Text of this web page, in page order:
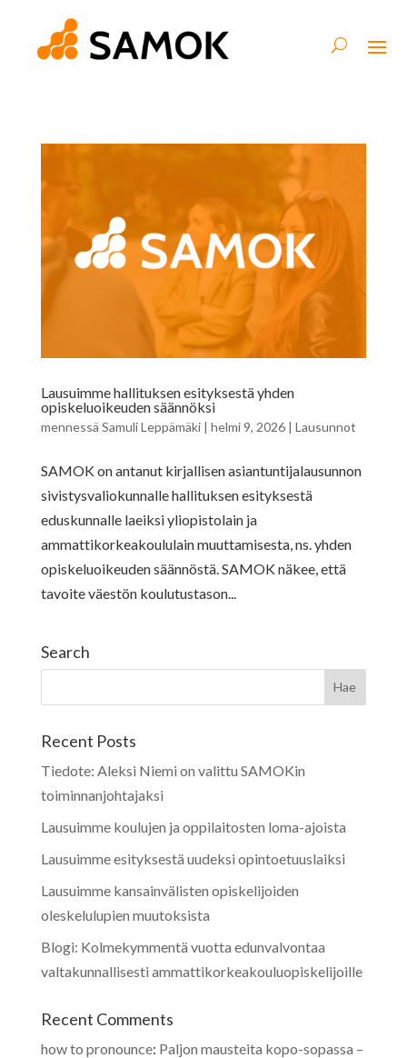
Lausuimme hallituksen esityksestä yhden
opiskeluoikeuden säännöksi
mennessä Samuli Leppämäki| helmi 9, 2026| Lausunnot
SAMOK on antanut kirjallisen asiantuntijalausunnon
sivistysvaliokunnalle hallituksen esityksestä
eduskunnalle laeiksi yliopistolain ja
ammattikorkeakoululain muuttamisesta, ns. yhden
opiskeluoikeuden säännöstä. SAMOK näkee, että
tavoite väestön koulutustason...
Search
Recent Posts
Tiedote: Aleksi Niemi on valittu SAMOKin
toiminnanjohtajaksi
Lausuimme koulujen ja oppilaitosten loma-ajoista
Lausuimme esityksestä uudeksi opintoetuuslaiksi
Lausuimme kansainvälisten opiskelijoiden
oleskelulupien muutoksista
Blogi: Kolmekymmentä vuotta edunvalvontaa
valtakunnallisesti ammattikorkeakouluopiskelijoille
Recent Comments
how to pronounce: Paljon mausteita kopo-sopassa –